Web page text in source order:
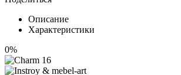
Описание
Характеристики
0%